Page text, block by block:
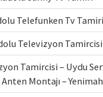
Telefunken Tv Tamiri
Televizyon Tamircisi
Tamircisi – Uydu
Montajı –